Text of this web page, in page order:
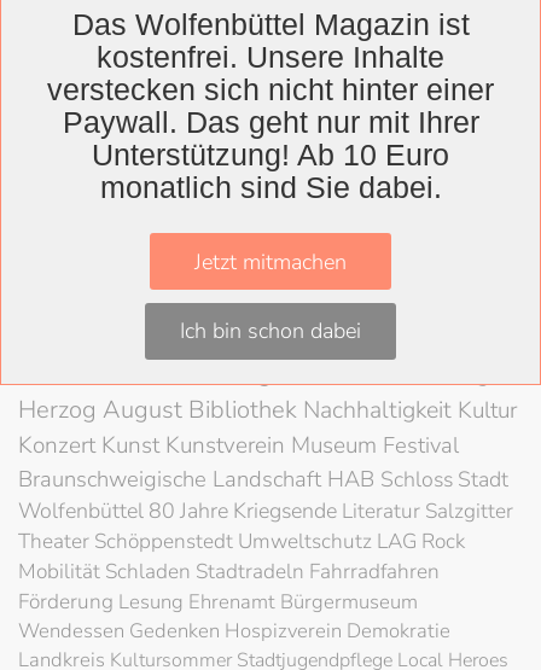
KZ Schandelah vor 80
Jahren
The Last Farewell:
Abschiedskonzert für Horst
Krups
08. Oktober 2022
Wolfenbüttel
Wolfenbüttel
Herzog August Bibliothek Nachhaltigkeit Kultur
KonzertKunstKunstverein Museum Festival
Braunschweigische Landschaft HAB Schloss Stadt
Wolfenbüttel 80 Jahre Kriegsende Literatur Salzgitter
Theater Schöppenstedt Umweltschutz LAG Rock
Mobilität Schladen Stadtradeln Fahrradfahren
Förderung Lesung Ehrenamt Bürgermuseum
Wendessen Gedenken Hospizverein Demokratie
Landkreis KultursommerStadtjugendpflege Local Heroes
Das Wolfenbüttel Magazin ist
kostenfrei. Unsere Inhalte
verstecken sich nicht hinter einer
Paywall. Das geht nur mit Ihrer
Unterstützung! Ab 10 Euro
monatlich sind Sie dabei.
Jetzt mitmachen
Ich bin schon dabei